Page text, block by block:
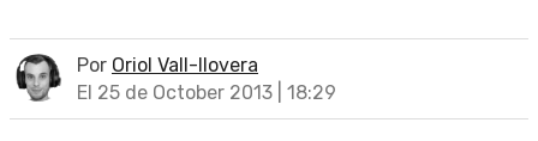
Por Oriol Vall-llovera
El 25 de October 2013 | 18:29